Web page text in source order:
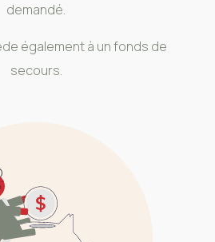
demandé.
également à un fonds de
secours.